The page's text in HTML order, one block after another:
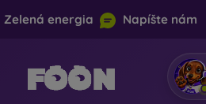
Zelená energia Napíšte nám